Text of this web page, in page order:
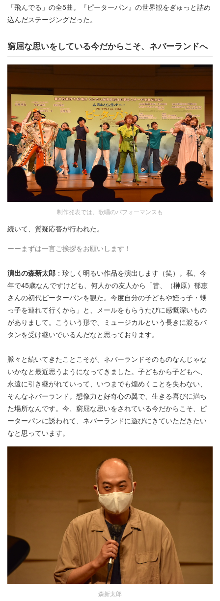
「飛んでる」の全5曲。『ピーターパン』の世界観をぎゅっと詰め
込んだステージングだった。
窮屈な思いをしている今だからこそ、ネバーランドへ
制作発表では、歌唱のパフォーマンスも
続いて、質疑応答が行われた。
ーーまずは一言ご挨拶をお願いします！
演出の森新太郎 ：珍しく明るい作品を演出します（笑）。私、今
年で45歳なんですけども、何人かの友人から「昔、（榊原）郁恵
さんの初代ピーターパンを観た。今度自分の子どもや姪っ子・甥
っ子を連れて行くから」と、メールをもらうたびに感慨深いもの
がありまして。こういう形で、ミュージカルという長きに渡るバ
タンを受け継いでいるんだなと思っております。
脈々と続いてきたことこそが、ネバーランドそのものなんじゃな
いかなと最近思うようになってきました。子どもから子どもへ、
永遠に引き継がれていって、いつまでも煌めくことを失わない、
そんなネバーランド。想像力と好奇心の翼で、生きる喜びに満ち
た場所なんです。今、窮屈な思いをされている今だからこそ、ピ
ーターパンに誘われて、ネバーランドに遊びにきていただきたい
なと思っています。
森新太郎